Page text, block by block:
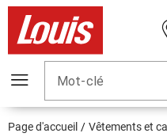
Mot-clé
Page d'accueil Vêtements et